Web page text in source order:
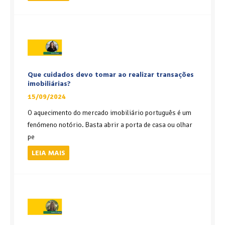
Que cuidados devo tomar ao realizar transações
imobiliárias?
15/09/2024
O aquecimento do mercado imobiliário português é um
fenómeno notório. Basta abrir a porta de casa ou olhar
pe
LEIA MAIS